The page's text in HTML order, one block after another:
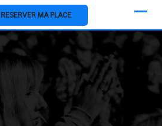
RESERVER MA PLACE